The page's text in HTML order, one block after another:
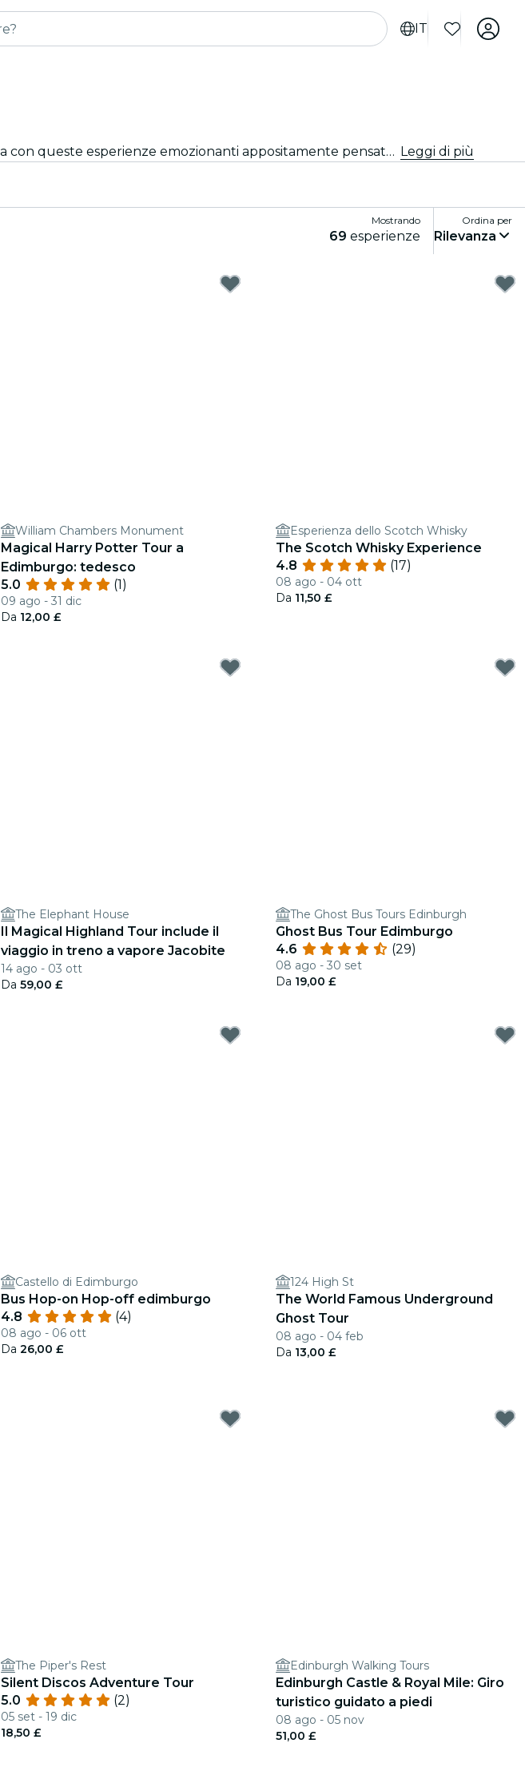
IT
Cerchi cose da fare a Edimburgo per i turisti? Scopri Edimburgo un'avventura alla volta con queste esperienze emozionanti appositamente pensate per i turisti. Scopri le migliori cose da fare! Leggi di più
Mostrando
69 esperienze
Ordina per
Rilevanza
William Chambers Monument
Magical Harry Potter Tour a
Edimburgo: tedesco
5.0
(1)
09 ago - 31 dic
Da 12,00 £
Esperienza dello Scotch Whisky
The Scotch Whisky Experience
4.8
(17)
08 ago - 04 ott
Da 11,50 £
The Elephant House
Il Magical Highland Tour include il
viaggio in treno a vapore Jacobite
14 ago - 03 ott
Da 59,00 £
The Ghost Bus Tours Edinburgh
Ghost Bus Tour Edimburgo
4.6
(29)
08 ago - 30 set
Da 19,00 £
Castello di Edimburgo
Bus Hop-on Hop-off edimburgo
4.8
(4)
08 ago - 06 ott
Da 26,00 £
124 High St
The World Famous Underground
Ghost Tour
08 ago - 04 feb
Da 13,00 £
The Piper's Rest
Silent Discos Adventure Tour
5.0
(2)
05 set - 19 dic
18,50 £
Edinburgh Walking Tours
Edinburgh Castle & Royal Mile: Giro
turistico guidato a piedi
08 ago - 05 nov
51,00 £